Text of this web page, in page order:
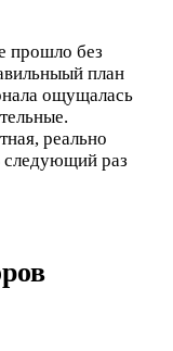
прошло без
план
ощущалась
реально
следующий раз